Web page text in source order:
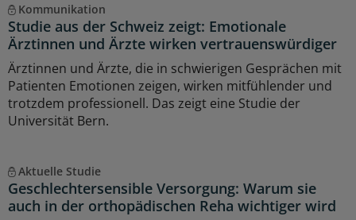
Kommunikation
Studie aus der Schweiz zeigt: Emotionale
Ärztinnen und Ärzte wirken vertrauenswürdiger
Ärztinnen und Ärzte, die in schwierigen Gesprächen mit
Patienten Emotionen zeigen, wirken mitfühlender und
trotzdem professionell. Das zeigt eine Studie der
Universität Bern.
Aktuelle Studie
Geschlechtersensible Versorgung: Warum sie
auch in der orthopädischen Reha wichtiger wird